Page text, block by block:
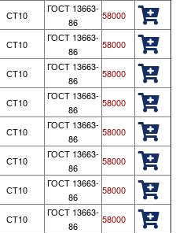
СТ10
ГОСТ 13663-
86
58000
СТ10
ГОСТ 13663-
86
58000
СТ10
ГОСТ 13663-
86
58000
СТ10
ГОСТ 13663-
86
58000
СТ10
ГОСТ 13663-
86
58000
СТ10
ГОСТ 13663-
86
58000
СТ10
ГОСТ 13663-
86
58000
СТ10
ГОСТ 13663-
86
58000